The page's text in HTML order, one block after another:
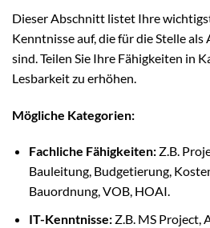
Dieser Abschnitt listet Ihre
Kenntnisse auf, die für die Stelle
sind. Teilen Sie Ihre Fähigkeiten in
Lesbarkeit zu erhöhen.
Mögliche Kategorien:
Fachliche Fähigkeiten:Z.B.
Bauleitung, Budgetierung,
Bauordnung, VOB, HOAI.
IT-Kenntnisse:Z.B. MS Project,